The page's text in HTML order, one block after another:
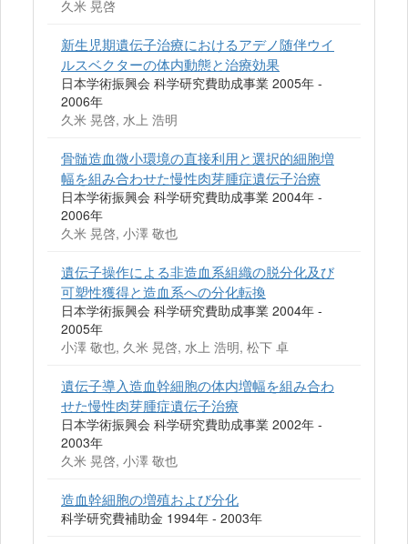
久米 晃啓
新生児期遺伝子治療におけるアデノ随伴ウイ
ルスベクターの体内動態と治療効果
日本学術振興会 科学研究費助成事業 2005年 -
2006年
久米 晃啓, 水上 浩明
骨髄造血微小環境の直接利用と選択的細胞増
幅を組み合わせた慢性肉芽腫症遺伝子治療
日本学術振興会 科学研究費助成事業 2004年 -
2006年
久米 晃啓, 小澤 敬也
遺伝子操作による非造血系組織の脱分化及び
可塑性獲得と造血系への分化転換
日本学術振興会 科学研究費助成事業 2004年 -
2005年
小澤 敬也, 久米 晃啓, 水上 浩明, 松下 卓
遺伝子導入造血幹細胞の体内増幅を組み合わ
せた慢性肉芽腫症遺伝子治療
日本学術振興会 科学研究費助成事業 2002年 -
2003年
久米 晃啓, 小澤 敬也
造血幹細胞の増殖および分化
科学研究費補助金 1994年 - 2003年